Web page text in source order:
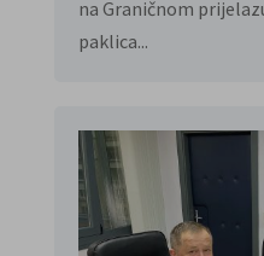
na Graničnom
paklica...